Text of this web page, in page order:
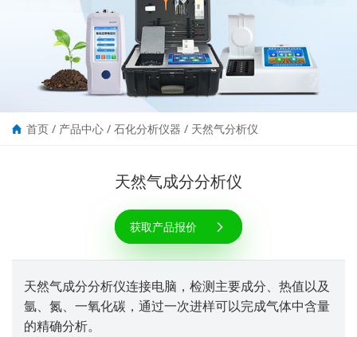
首页 / 产品中心 / 石化分析仪器 / 天然气分析仪
天然气成分分析仪
获取产品报价
天然气成分分析仪连接电脑，检测主要成分、热值以及
氩、氮、一氧化碳，通过一次进样可以完成气体中含量
的精确分析。